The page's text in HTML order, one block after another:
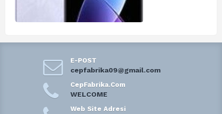
E-POST
cepfabrika09@gmail.com
CepFabrika.Com
WELCOME
Web Site Adresi